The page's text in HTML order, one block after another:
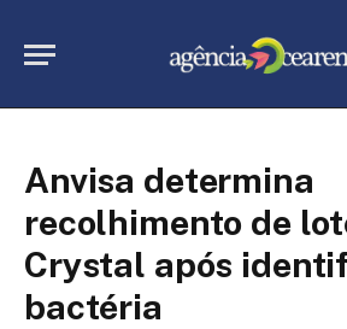
Anvisa determina
recolhimento de
Crystal após
bactéria